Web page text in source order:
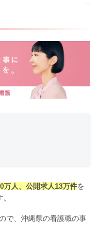
万人、公開求人13万件を
で、沖縄県の看護職の事